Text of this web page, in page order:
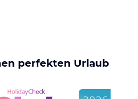
perfekten Urlaub